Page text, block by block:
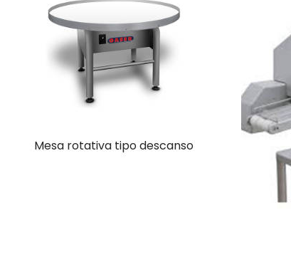
Mesa rotativa tipo descanso